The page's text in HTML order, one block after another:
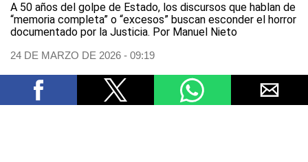
A 50 años del golpe de Estado, los discursos que hablan de
“memoria completa” o “excesos” buscan esconder el horror
documentado por la Justicia. Por Manuel Nieto
24 DE MARZO DE 2026 - 09:19